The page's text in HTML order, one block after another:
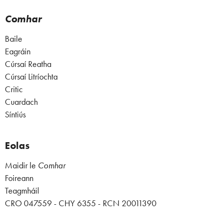
Comhar
Baile
Eagráin
Cúrsaí Reatha
Cúrsaí Litríochta
Critic
Cuardach
Síntiús
Eolas
Maidir le Comhar
Foireann
Teagmháil
CRO 047559 - CHY 6355 - RCN 20011390